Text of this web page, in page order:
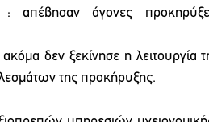
άγονες
δεν ξεκίνησε η λειτουργία
της προκήρυξης.